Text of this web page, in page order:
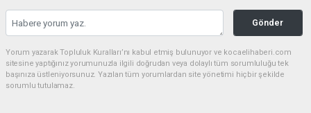
Gönder
Yorum yazarak Topluluk Kuralları’nı kabul etmiş bulunuyor ve kocaelihaberi.com
sitesine yaptığınız yorumunuzla ilgili doğrudan veya dolaylı tüm sorumluluğu tek
başınıza üstleniyorsunuz. Yazılan tüm yorumlardan site yönetimi hiçbir şekilde
sorumlu tutulamaz.